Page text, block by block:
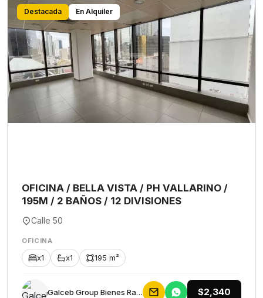
Destacada En Alquiler
OFICINA / BELLA VISTA / PH VALLARINO /
195M / 2 BAÑOS / 12 DIVISIONES
Calle 50
OFICINA
x1 x1 195 m²
Galceb Group Bienes Raices $2,340